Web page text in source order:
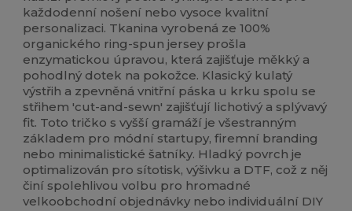
každodenní nošení nebo vysoce kvalitní
personalizaci. Tkanina vyrobená ze 100%
organického ring-spun jersey prošla
enzymatickou úpravou, která zajišťuje měkký a
pohodlný dotek na pokožce. Klasický kulatý
výstřih a zpevněná vnitřní páska u krku spolu se
střihem 'cut-and-sewn' zajišťují lichotivý a splývavý
fit. Toto tričko s vyšší gramáží je všestranným
základem pro módní startupy, firemní branding
nebo minimalistické šatníky. Hladký povrch je
optimalizován pro sítotisk, výšivku a DTF, což z něj
činí spolehlivou volbu pro hromadné
velkoobchodní objednávky nebo individuální DIY